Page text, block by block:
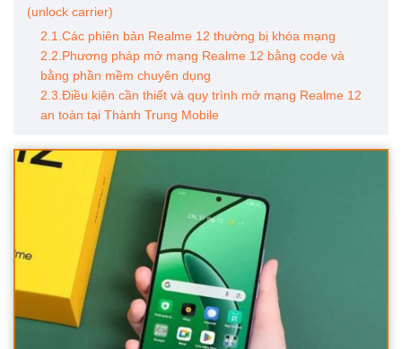
(unlock carrier)
2.1.Các phiên bản Realme 12 thường bị khóa mạng
2.2.Phương pháp mở mạng Realme 12 bằng code và
bằng phần mềm chuyên dụng
2.3.Điều kiện cần thiết và quy trình mở mạng Realme 12
an toàn tại Thành Trung Mobile